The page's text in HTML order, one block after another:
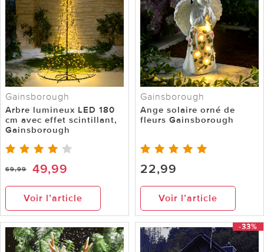
Gainsborough
Arbre lumineux LED 180
cm avec effet scintillant,
Gainsborough
69,99 49,99
Voir l’article
Gainsborough
Ange solaire orné de
fleurs Gainsborough
22,99
Voir l’article
-33%